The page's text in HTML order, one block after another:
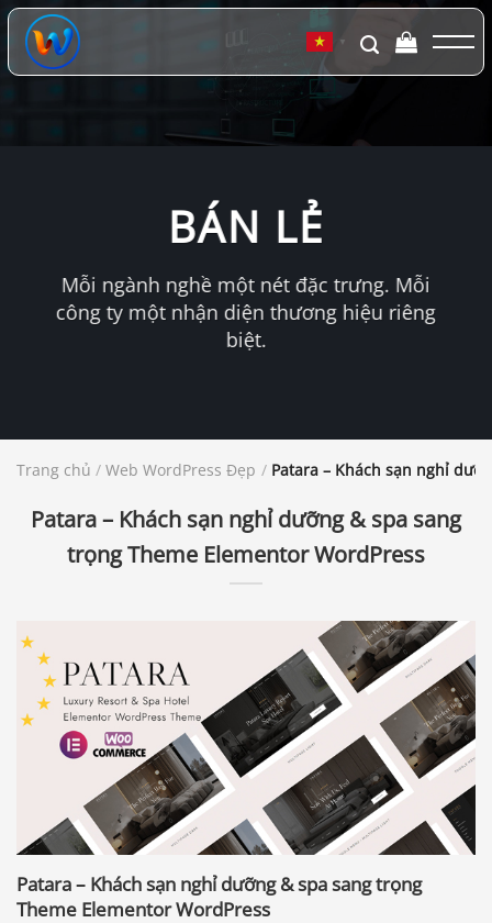
Chuyển
đến
dung
▼
BÁN LẺ
Mỗi ngành nghề một nét đặc trưng. Mỗi
công ty một nhận diện thương hiệu riêng
biệt.
Trang chủ / Web WordPress Đẹp / Patara – Khách sạn nghỉ
Patara – Khách sạn nghỉ dưỡng & spa sang
trọng Theme Elementor WordPress
Patara – Khách sạn nghỉ dưỡng & spa sang trọng
Theme Elementor WordPress